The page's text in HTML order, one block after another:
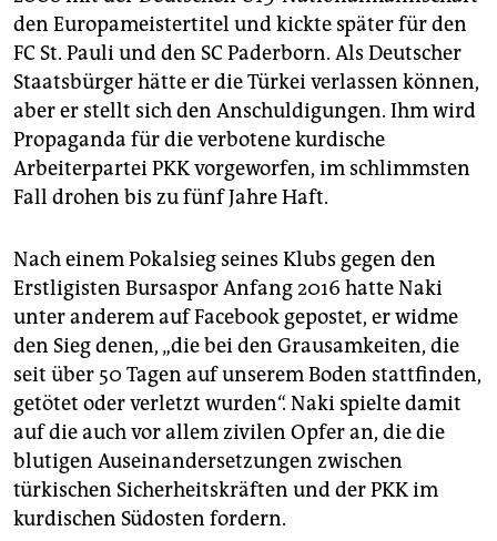
den Europameistertitel und kickte später für den
FC St. Pauli und den SC Paderborn. Als Deutscher
Staatsbürger hätte er die Türkei verlassen können,
aber er stellt sich den Anschuldigungen. Ihm wird
Propaganda für die verbotene kurdische
Arbeiterpartei PKK vorgeworfen, im schlimmsten
Fall drohen bis zu fünf Jahre Haft.
Nach einem Pokalsieg seines Klubs gegen den
Erstligisten Bursaspor Anfang 2016 hatte Naki
unter anderem auf Facebook gepostet, er widme
den Sieg denen, „die bei den Grausamkeiten, die
seit über 50 Tagen auf unserem Boden stattfinden,
getötet oder verletzt wurden“. Naki spielte damit
auf die auch vor allem zivilen Opfer an, die die
blutigen Auseinandersetzungen zwischen
türkischen Sicherheitskräften und der PKK im
kurdischen Südosten fordern.